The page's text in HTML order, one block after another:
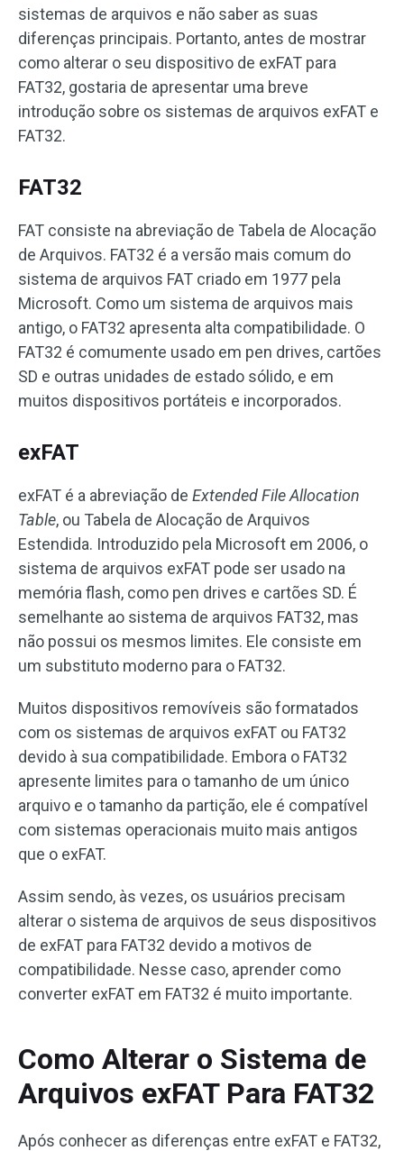
sistemas de arquivos e não saber as suas
diferenças principais. Portanto, antes de mostrar
como alterar o seu dispositivo de exFAT para
FAT32, gostaria de apresentar uma breve
introdução sobre os sistemas de arquivos exFAT e
FAT32.
FAT32
FAT consiste na abreviação de Tabela de Alocação
de Arquivos. FAT32 é a versão mais comum do
sistema de arquivos FAT criado em 1977 pela
Microsoft. Como um sistema de arquivos mais
antigo, o FAT32 apresenta alta compatibilidade. O
FAT32 é comumente usado em pen drives, cartões
SD e outras unidades de estado sólido, e em
muitos dispositivos portáteis e incorporados.
exFAT
exFAT é a abreviação de Extended File Allocation
Table, ou Tabela de Alocação de Arquivos
Estendida. Introduzido pela Microsoft em 2006, o
sistema de arquivos exFAT pode ser usado na
memória flash, como pen drives e cartões SD. É
semelhante ao sistema de arquivos FAT32, mas
não possui os mesmos limites. Ele consiste em
um substituto moderno para o FAT32.
Muitos dispositivos removíveis são formatados
com os sistemas de arquivos exFAT ou FAT32
devido à sua compatibilidade. Embora o FAT32
apresente limites para o tamanho de um único
arquivo e o tamanho da partição, ele é compatível
com sistemas operacionais muito mais antigos
que o exFAT.
Assim sendo, às vezes, os usuários precisam
alterar o sistema de arquivos de seus dispositivos
de exFAT para FAT32 devido a motivos de
compatibilidade. Nesse caso, aprender como
converter exFAT em FAT32 é muito importante.
Como Alterar o Sistema de
Arquivos exFAT Para FAT32
Após conhecer as diferenças entre exFAT e FAT32,